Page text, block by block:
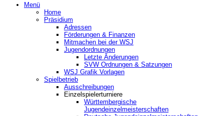
Menü
Home
Präsidium
Adressen
Förderungen & Finanzen
Mitmachen bei der WSJ
Jugendordnungen
Letzte Änderungen
SVW Ordnungen & Satzungen
WSJ Grafik Vorlagen
Spielbetrieb
Ausschreibungen
Einzelspielerturniere
Württembergische
Jugendeinzelmeisterschaften